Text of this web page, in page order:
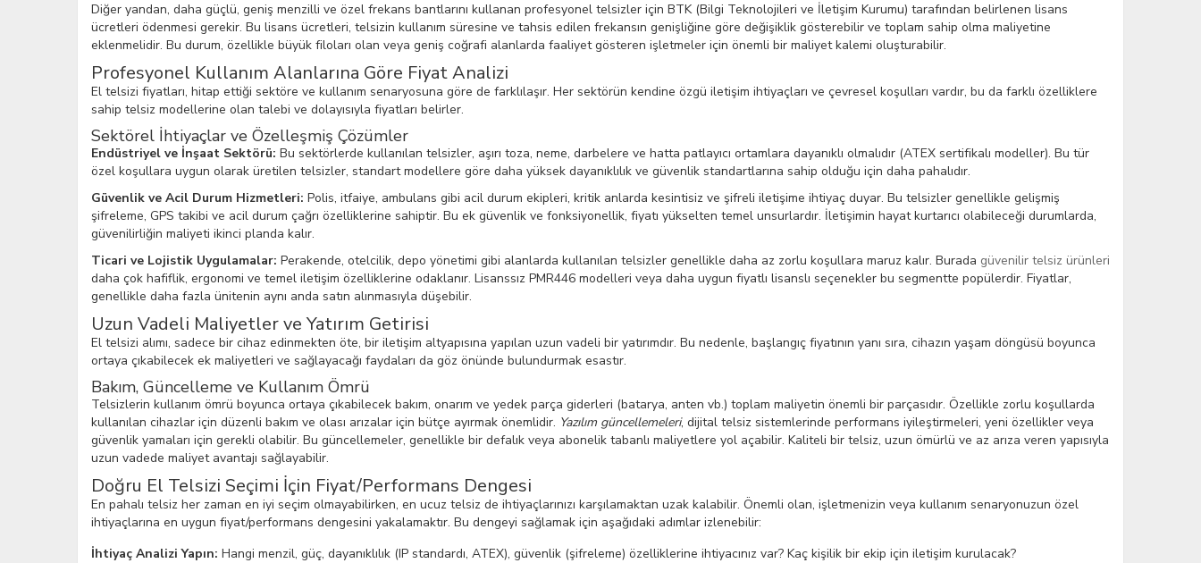
Diğer yandan, daha güçlü, geniş menzilli ve özel frekans bantlarını kullanan profesyonel telsizler için BTK (Bilgi Teknolojileri ve İletişim Kurumu) tarafından belirlenen lisans
ücretleri ödenmesi gerekir. Bu lisans ücretleri, telsizin kullanım süresine ve tahsis edilen frekansın genişliğine göre değişiklik gösterebilir ve toplam sahip olma maliyetine
eklenmelidir. Bu durum, özellikle büyük filoları olan veya geniş coğrafi alanlarda faaliyet gösteren işletmeler için önemli bir maliyet kalemi oluşturabilir.
Profesyonel Kullanım Alanlarına Göre Fiyat Analizi
El telsizi fiyatları, hitap ettiği sektöre ve kullanım senaryosuna göre de farklılaşır. Her sektörün kendine özgü iletişim ihtiyaçları ve çevresel koşulları vardır, bu da farklı özelliklere
sahip telsiz modellerine olan talebi ve dolayısıyla fiyatları belirler.
Sektörel İhtiyaçlar ve Özelleşmiş Çözümler
Endüstriyel ve İnşaat Sektörü: Bu sektörlerde kullanılan telsizler, aşırı toza, neme, darbelere ve hatta patlayıcı ortamlara dayanıklı olmalıdır (ATEX sertifikalı modeller). Bu tür
özel koşullara uygun olarak üretilen telsizler, standart modellere göre daha yüksek dayanıklılık ve güvenlik standartlarına sahip olduğu için daha pahalıdır.
Güvenlik ve Acil Durum Hizmetleri: Polis, itfaiye, ambulans gibi acil durum ekipleri, kritik anlarda kesintisiz ve şifreli iletişime ihtiyaç duyar. Bu telsizler genellikle gelişmiş
şifreleme, GPS takibi ve acil durum çağrı özelliklerine sahiptir. Bu ek güvenlik ve fonksiyonellik, fiyatı yükselten temel unsurlardır. İletişimin hayat kurtarıcı olabileceği durumlarda,
güvenilirliğin maliyeti ikinci planda kalır.
Ticari ve Lojistik Uygulamalar: Perakende, otelcilik, depo yönetimi gibi alanlarda kullanılan telsizler genellikle daha az zorlu koşullara maruz kalır. Burada güvenilir telsiz ürünleri
daha çok hafiflik, ergonomi ve temel iletişim özelliklerine odaklanır. Lisanssız PMR446 modelleri veya daha uygun fiyatlı lisanslı seçenekler bu segmentte popülerdir. Fiyatlar,
genellikle daha fazla ünitenin aynı anda satın alınmasıyla düşebilir.
Uzun Vadeli Maliyetler ve Yatırım Getirisi
El telsizi alımı, sadece bir cihaz edinmekten öte, bir iletişim altyapısına yapılan uzun vadeli bir yatırımdır. Bu nedenle, başlangıç fiyatının yanı sıra, cihazın yaşam döngüsü boyunca
ortaya çıkabilecek ek maliyetleri ve sağlayacağı faydaları da göz önünde bulundurmak esastır.
Bakım, Güncelleme ve Kullanım Ömrü
Telsizlerin kullanım ömrü boyunca ortaya çıkabilecek bakım, onarım ve yedek parça giderleri (batarya, anten vb.) toplam maliyetin önemli bir parçasıdır. Özellikle zorlu koşullarda
kullanılan cihazlar için düzenli bakım ve olası arızalar için bütçe ayırmak önemlidir. Yazılım güncellemeleri, dijital telsiz sistemlerinde performans iyileştirmeleri, yeni özellikler veya
güvenlik yamaları için gerekli olabilir. Bu güncellemeler, genellikle bir defalık veya abonelik tabanlı maliyetlere yol açabilir. Kaliteli bir telsiz, uzun ömürlü ve az arıza veren yapısıyla
uzun vadede maliyet avantajı sağlayabilir.
Doğru El Telsizi Seçimi İçin Fiyat/Performans Dengesi
En pahalı telsiz her zaman en iyi seçim olmayabilirken, en ucuz telsiz de ihtiyaçlarınızı karşılamaktan uzak kalabilir. Önemli olan, işletmenizin veya kullanım senaryonuzun özel
ihtiyaçlarına en uygun fiyat/performans dengesini yakalamaktır. Bu dengeyi sağlamak için aşağıdaki adımlar izlenebilir:
İhtiyaç Analizi Yapın: Hangi menzil, güç, dayanıklılık (IP standardı, ATEX), güvenlik (şifreleme) özelliklerine ihtiyacınız var? Kaç kişilik bir ekip için iletişim kurulacak?